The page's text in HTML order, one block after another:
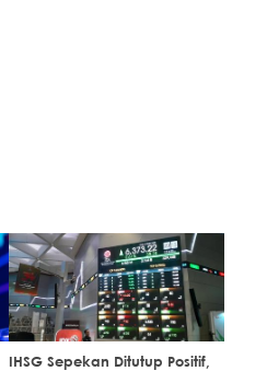
IHSG Sepekan Ditutup Positif,